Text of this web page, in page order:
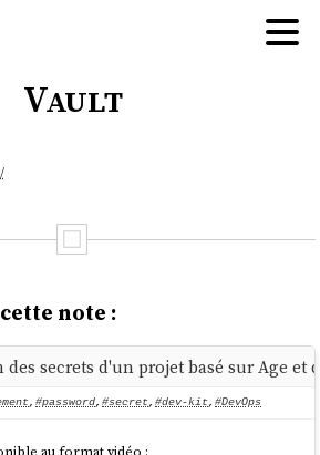
Vault
note :
secrets d'un projet basé sur Age et
, #password, #secret, #dev-kit, #DevOps
au format vidéo :